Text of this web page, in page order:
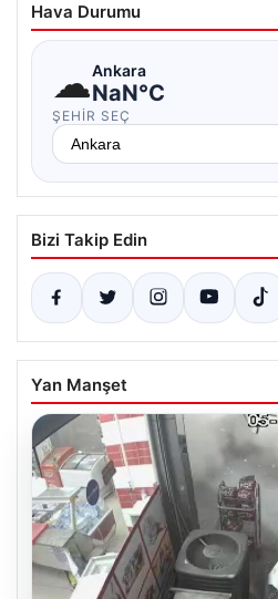
Hava Durumu
☁Ankara
NaN°C
ŞEHIR SEÇ
Bizi Takip Edin
Yan Manşet